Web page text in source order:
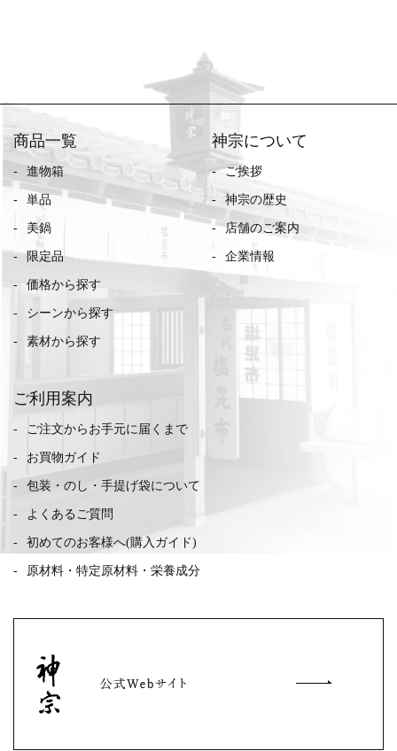
商品一覧
進物箱
単品
美鍋
限定品
価格から探す
シーンから探す
素材から探す
神宗について
ご挨拶
神宗の歴史
店舗のご案内
企業情報
ご利用案内
ご注文からお手元に届くまで
お買物ガイド
包装・のし・手提げ袋について
よくあるご質問
初めてのお客様へ(購入ガイド)
原材料・特定原材料・栄養成分